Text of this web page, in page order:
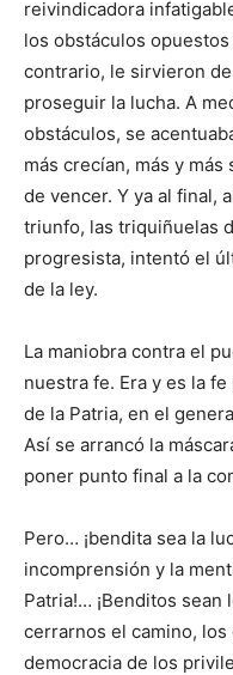
reivindicadora
los obstáculos
contrario, le sirvieron
proseguir la lucha. A
obstáculos, se
más crecían, más y
de vencer. Y ya al final,
triunfo, las triquiñuelas
progresista, intentó el
de la ley.
La maniobra contra el
nuestra fe. Era y es la
de la Patria, en el
Así se arrancó la
poner punto final a la
Pero… ¡bendita sea la
incomprensión y la
Patria!… ¡Benditos
cerrarnos el camino,
democracia de los